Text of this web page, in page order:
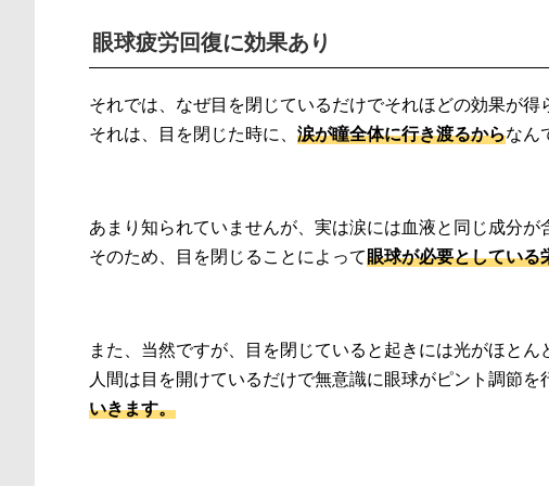
眼球疲労回復に効果あり
それでは、なぜ目を閉じているだけでそれほどの効果が得
それは、目を閉じた時に、 涙が瞳全体に行き渡るからなん
あまり知られていませんが、実は涙には血液と同じ成分が
そのため、目を閉じることによって眼球が必要としている
また、当然ですが、目を閉じていると起きには光がほとん
人間は目を開けているだけで無意識に眼球がピント調節を
いきます。